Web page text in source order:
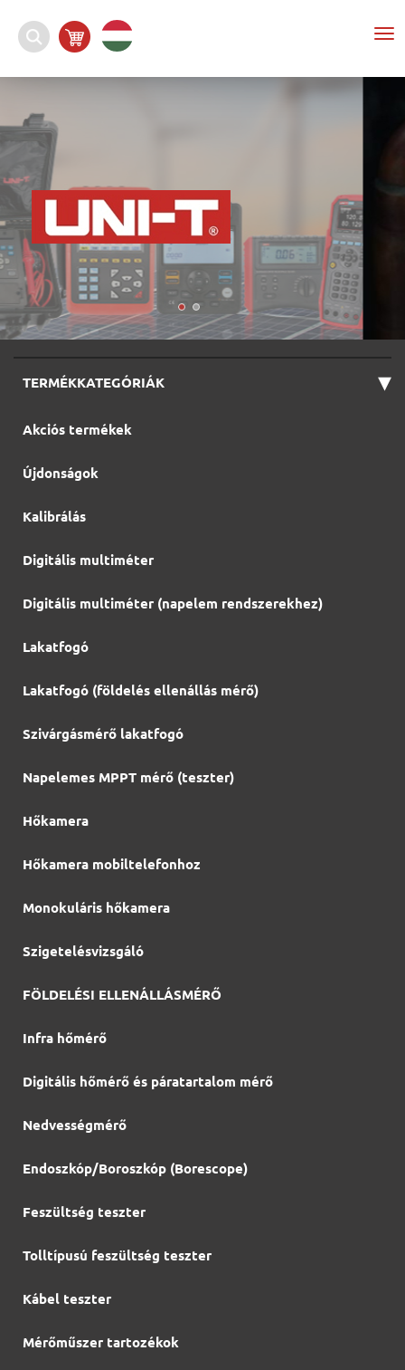
TERMÉKKATEGÓRIÁK ▾
Akciós termékek
Újdonságok
Kalibrálás
Digitális multiméter
Digitális multiméter (napelem rendszerekhez)
Lakatfogó
Lakatfogó (földelés ellenállás mérő)
Szivárgásmérő lakatfogó
Napelemes MPPT mérő (teszter)
Hőkamera
Hőkamera mobiltelefonhoz
Monokuláris hőkamera
Szigetelésvizsgáló
FÖLDELÉSI ELLENÁLLÁSMÉRŐ
Infra hőmérő
Digitális hőmérő és páratartalom mérő
Nedvességmérő
Endoszkóp/Boroszkóp (Borescope)
Feszültség teszter
Tolltípusú feszültség teszter
Kábel teszter
Mérőműszer tartozékok